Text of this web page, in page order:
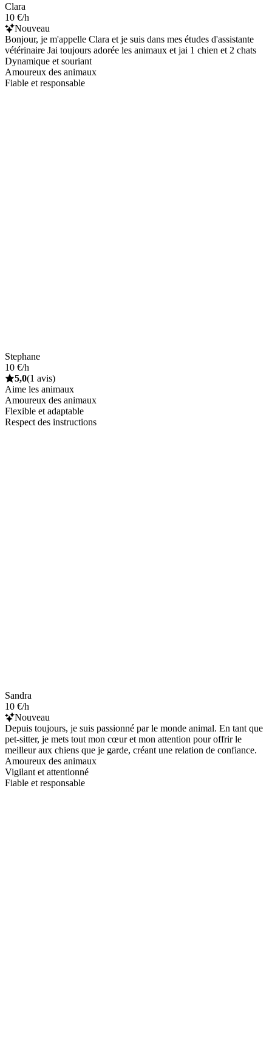
Clara
10 €/h
Nouveau
Bonjour, je m'appelle Clara et je suis dans mes études d'assistante
vétérinaire Jai toujours adorée les animaux et jai 1 chien et 2 chats
Dynamique et souriant
Amoureux des animaux
Fiable et responsable
Stephane
10 €/h
5,0(1 avis)
Aime les animaux
Amoureux des animaux
Flexible et adaptable
Respect des instructions
Sandra
10 €/h
Nouveau
Depuis toujours, je suis passionné par le monde animal. En tant que
pet-sitter, je mets tout mon cœur et mon attention pour offrir le
meilleur aux chiens que je garde, créant une relation de confiance.
Amoureux des animaux
Vigilant et attentionné
Fiable et responsable